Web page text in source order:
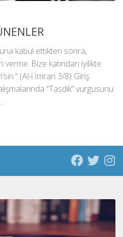
kabul ettikten sonra,
Bize katından iyilikte
(Al-i İmran 3/8) Giriş
“Tasdik” vurgusunu